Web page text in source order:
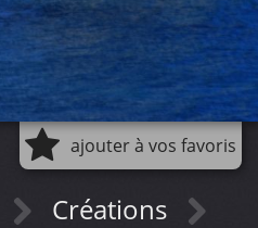
ajouter à vos favoris
Créations